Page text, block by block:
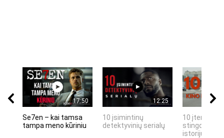
17:50
Se7en – kai tamsa
tampa meno kūriniu
12:25
10 įsimintinų
detektyvinių serialų
10 įtemptų,
stingdančių
istorijų